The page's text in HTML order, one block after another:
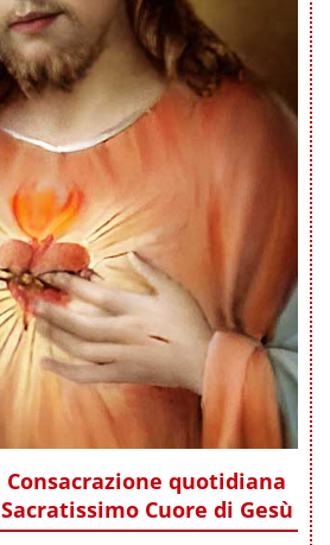
Consacrazione quotidiana
Cuore di Gesù